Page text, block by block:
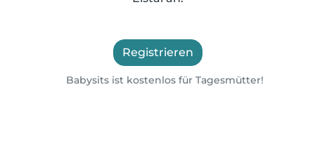
Registrieren
Babysits ist kostenlos für Tagesmütter!